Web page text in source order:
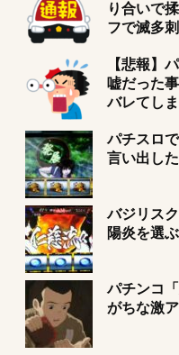
り合いで
フで滅多
【悲報】
嘘だった
バレてし
パチスロ
言い出し
バジリス
陽炎を選
パチンコ
がちな激